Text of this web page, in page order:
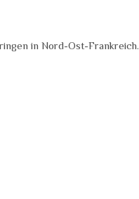
in Nord-Ost-Frankreich.